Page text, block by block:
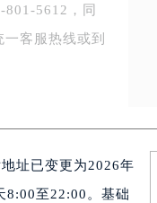
前预约）
5612，同
客服热线或到
址已变更为2026年
8:00至22:00。基础